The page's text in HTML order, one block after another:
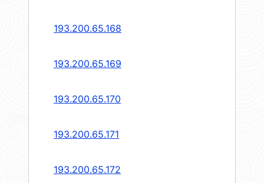
193.200.65.168
193.200.65.169
193.200.65.170
193.200.65.171
193.200.65.172